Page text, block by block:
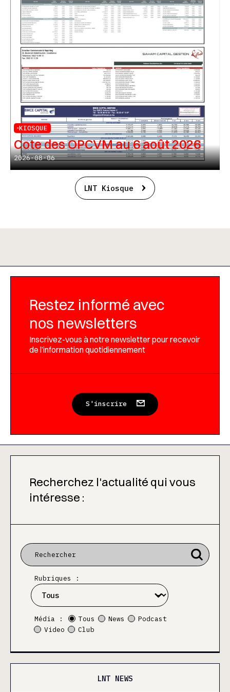
KIOSQUE
Cote des OPCVM au 6 août 2026
2026-08-06
LNT Kiosque
Restez informé avec
nos newsletters
Inscrivez-vous à notre newsletter pour recevoir
de l’information quotidiennement
S'inscrire
Recherchez l'actualité qui vous
intéresse :
Rubriques :
Média : Tous News
Podcast
Video
Club
LNT NEWS